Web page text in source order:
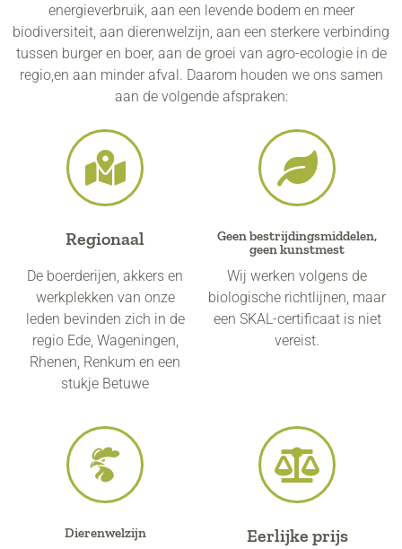
energieverbruik, aan een levende bodem en meer
biodiversiteit, aan dierenwelzijn, aan een sterkere verbinding
tussen burger en boer, aan de groei van agro-ecologie in de
regio,en aan minder afval. Daarom houden we ons samen
aan de volgende afspraken:
Regionaal
De boerderijen, akkers en
werkplekken van onze
leden bevinden zich in de
regio Ede, Wageningen,
Rhenen, Renkum en een
stukje Betuwe
Geen bestrijdingsmiddelen,
geen kunstmest
Wij werken volgens de
biologische richtlijnen, maar
een SKAL-certificaat is niet
vereist.
Dierenwelzijn​ Eerlijke prijs